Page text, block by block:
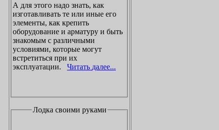
А для этого надо знать, как
изготавливать те или иные его
элементы, как крепить
оборудование и арматуру и быть
знакомым с различными
условиями, которые могут
встретиться при их
эксплуатации.
Читать далее...
Лодка своими руками